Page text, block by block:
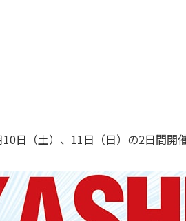
日（土）、11日（日）の2日間開